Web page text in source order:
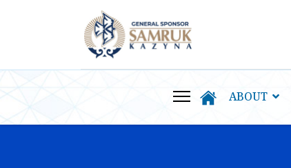
ABOUT